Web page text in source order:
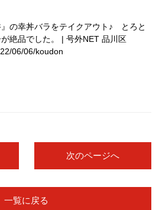
』の幸丼バラをテイクアウト♪ とろと
絶品でした。 | 号外NET 品川区
06/06/koudon
一覧に戻る
次のページへ